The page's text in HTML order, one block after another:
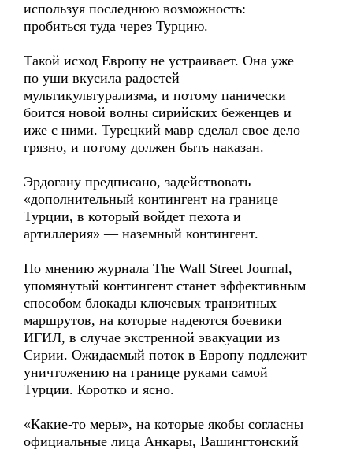
используя последнюю возможность:
пробиться туда через Турцию.
Такой исход Европу не устраивает. Она уже
по уши вкусила радостей
мультикультурализма, и потому панически
боится новой волны сирийских беженцев и
иже с ними. Турецкий мавр сделал свое дело
грязно, и потому должен быть наказан.
Эрдогану предписано, задействовать
«дополнительный контингент на границе
Турции, в который войдет пехота и
артиллерия» — наземный контингент.
По мнению журнала The Wall Street Journal,
упомянутый контингент станет эффективным
способом блокады ключевых транзитных
маршрутов, на которые надеются боевики
ИГИЛ, в случае экстренной эвакуации из
Сирии. Ожидаемый поток в Европу подлежит
уничтожению на границе руками самой
Турции. Коротко и ясно.
«Какие-то меры», на которые якобы согласны
официальные лица Анкары, Вашингтонский